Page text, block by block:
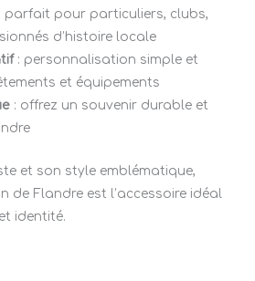
parfait pour particuliers, clubs,
d’histoire locale
: personnalisation simple et
et équipements
: offrez un souvenir durable et
et son style emblématique,
de Flandre est l’accessoire idéal
identité.